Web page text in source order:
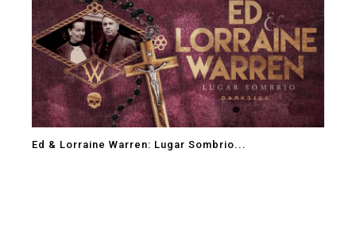
Ed & Lorraine Warren: Lugar Sombrio...